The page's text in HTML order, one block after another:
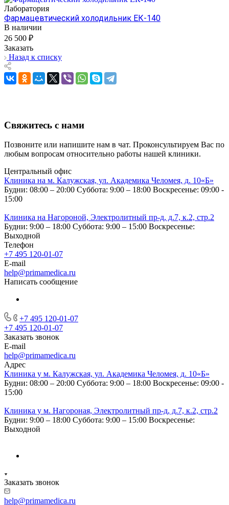
Лаборатория
Фармацевтический холодильник ЕК-140
В наличии
26 500 ₽
Заказать
Назад к списку
Свяжитесь с нами
Позвоните или напишите нам в чат. Проконсультируем Вас по
любым вопросам относительно работы нашей клиники.
Центральный офис
Клиника на м. Калужская, ул. Академика Челомея, д. 10«Б»
Будни: 08:00 – 20:00 Суббота: 9:00 – 18:00 Воскресенье: 09:00 -
15:00
Клиника на Нагороной, Электролитный пр-д, д.7, к.2, стр.2
Будни: 9:00 – 18:00 Суббота: 9:00 – 15:00 Воскресенье:
Выходной
Телефон
+7 495 120-01-07
E-mail
help@primamedica.ru
Написать сообщение
+7 495 120-01-07
+7 495 120-01-07
Заказать звонок
E-mail
help@primamedica.ru
Адрес
Клиника у м. Калужская, ул. Академика Челомея, д. 10«Б»
Будни: 08:00 – 20:00 Суббота: 9:00 – 18:00 Воскресенье: 09:00 -
15:00
Клиника у м. Нагороная, Электролитный пр-д, д.7, к.2, стр.2
Будни: 9:00 – 18:00 Суббота: 9:00 – 15:00 Воскресенье:
Выходной
Заказать звонок
help@primamedica.ru